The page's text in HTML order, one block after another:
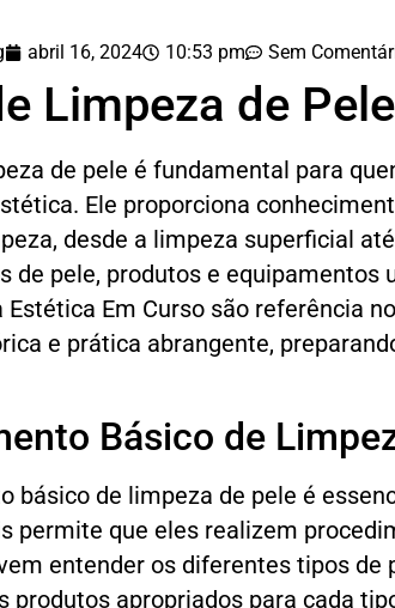
abril 16, 2024 10:53 pm Sem
Limpeza de Pele
de pele é fundamental para
Ele proporciona
desde a limpeza superficial
de pele, produtos e equipamentos
Estética Em Curso são referência
e prática abrangente,
Básico de
básico de limpeza de pele é
permite que eles realizem
entender os diferentes tipos de
produtos apropriados para cada